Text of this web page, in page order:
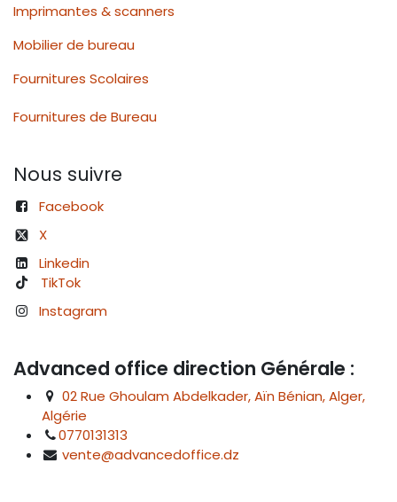
Imprimantes & scanners
Mobilier de bureau
Fournitures Scolaires
Fournitures de Bureau
Nous suivre
Facebook
X
Linkedin
TikTok
Instagram
Advanced office direction Générale :
02 Rue Ghoulam Abdelkader, Aïn Bénian, Alger,
Algérie
0770131313
vente@advancedoffice.dz